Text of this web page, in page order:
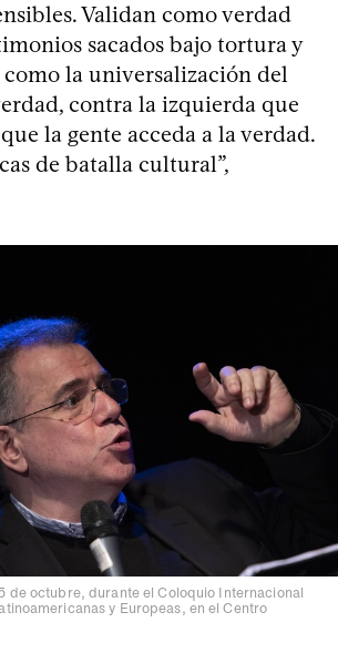
Validan como verdad
sacados bajo tortura y
como la universalización del
contra la izquierda que
la gente acceda a la verdad.
de batalla cultural”,
de octubre, durante el Coloquio Internacional
y Europeas, en el Centro